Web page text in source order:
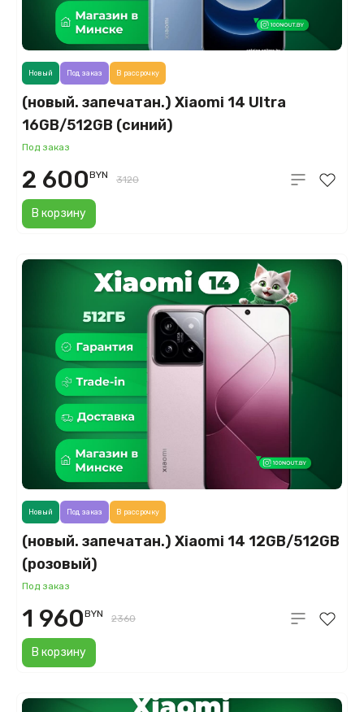
(новый. запечатан.) Xiaomi 14 Ultra
16GB/512GB (синий)
Под заказ
В корзину
Новый Под заказ В рассрочку
2 600BYN 3120
(новый. запечатан.) Xiaomi 14 12GB/512GB
(розовый)
Под заказ
В корзину
Новый Под заказ В рассрочку
1 960BYN 2360